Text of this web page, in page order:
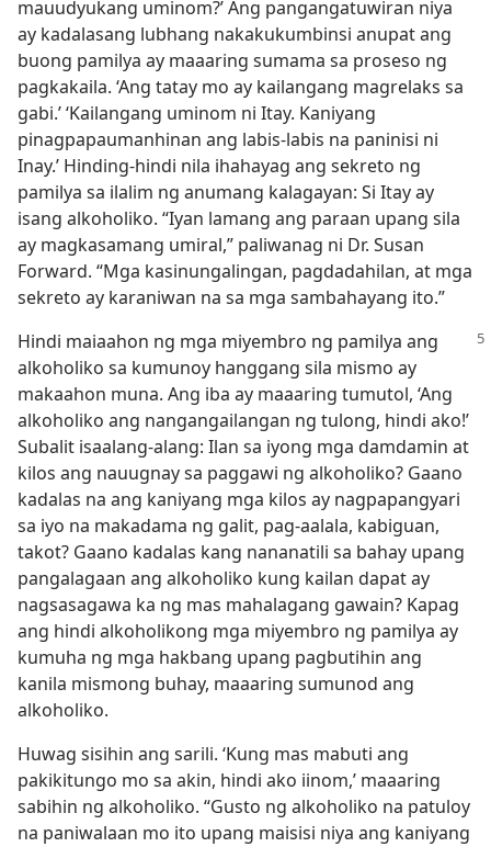
mauudyukang uminom?’ Ang pangangatuwiran niya
ay kadalasang lubhang nakakukumbinsi anupat ang
buong pamilya ay maaaring sumama sa proseso ng
pagkakaila. ‘Ang tatay mo ay kailangang magrelaks sa
gabi.’ ‘Kailangang uminom ni Itay. Kaniyang
pinagpapaumanhinan ang labis-labis na paninisi ni
Inay.’ Hinding-hindi nila ihahayag ang sekreto ng
pamilya sa ilalim ng anumang kalagayan: Si Itay ay
isang alkoholiko. “Iyan lamang ang paraan upang sila
ay magkasamang umiral,” paliwanag ni Dr. Susan
Forward. “Mga kasinungalingan, pagdadahilan, at mga
sekreto ay karaniwan na sa mga sambahayang ito.”
Hindi maiaahon ng mga miyembro ng pamilya ang
alkoholiko sa kumunoy hanggang sila mismo ay
makaahon muna. Ang iba ay maaaring tumutol, ‘Ang
alkoholiko ang nangangailangan ng tulong, hindi ako!’
Subalit isaalang-alang: Ilan sa iyong mga damdamin at
kilos ang nauugnay sa paggawi ng alkoholiko? Gaano
kadalas na ang kaniyang mga kilos ay nagpapangyari
sa iyo na makadama ng galit, pag-aalala, kabiguan,
takot? Gaano kadalas kang nananatili sa bahay upang
pangalagaan ang alkoholiko kung kailan dapat ay
nagsasagawa ka ng mas mahalagang gawain? Kapag
ang hindi alkoholikong mga miyembro ng pamilya ay
kumuha ng mga hakbang upang pagbutihin ang
kanila mismong buhay, maaaring sumunod ang
alkoholiko.
Huwag sisihin ang sarili. ‘Kung mas mabuti ang
pakikitungo mo sa akin, hindi ako iinom,’ maaaring
sabihin ng alkoholiko. “Gusto ng alkoholiko na patuloy
na paniwalaan mo ito upang maisisi niya ang kaniyang